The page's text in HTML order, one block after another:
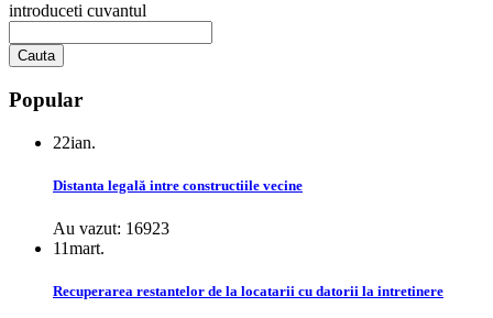
introduceti cuvantul
Popular
22ian.
Distanta legală intre constructiile vecine
Au vazut: 16923
11mart.
Recuperarea restantelor de la locatarii cu datorii la intretinere